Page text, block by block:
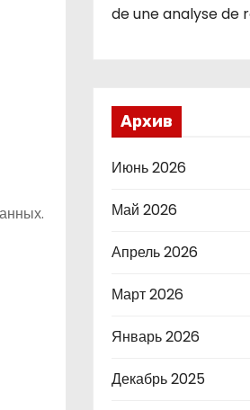
de une analyse de
Архив
Июнь 2026
Май 2026
Апрель 2026
Март 2026
Январь 2026
Декабрь 2025